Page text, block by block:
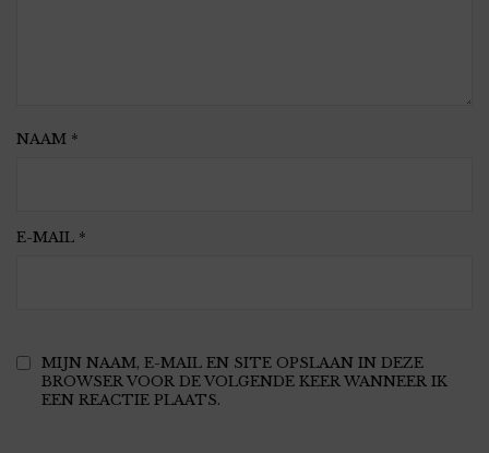
NAAM *
E-MAIL *
MIJN NAAM, E-MAIL EN SITE OPSLAAN IN DEZE
BROWSER VOOR DE VOLGENDE KEER WANNEER IK
EEN REACTIE PLAATS.